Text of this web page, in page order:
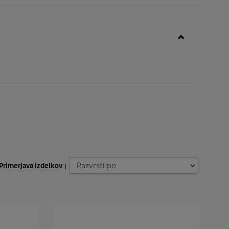
izdelkov |